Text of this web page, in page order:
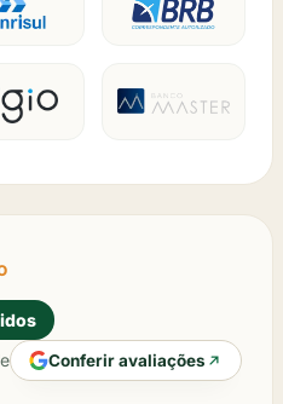
Conferir avaliações